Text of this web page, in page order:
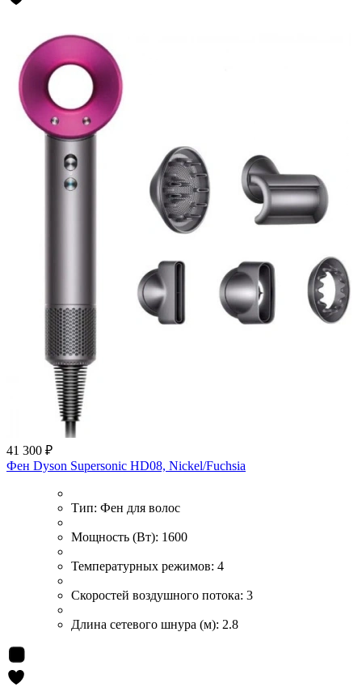
41 300 ₽
Фен Dyson Supersonic HD08, Nickel/Fuchsia
Тип: Фен для волос
Мощность (Вт): 1600
Температурных режимов: 4
Скоростей воздушного потока: 3
Длина сетевого шнура (м): 2.8